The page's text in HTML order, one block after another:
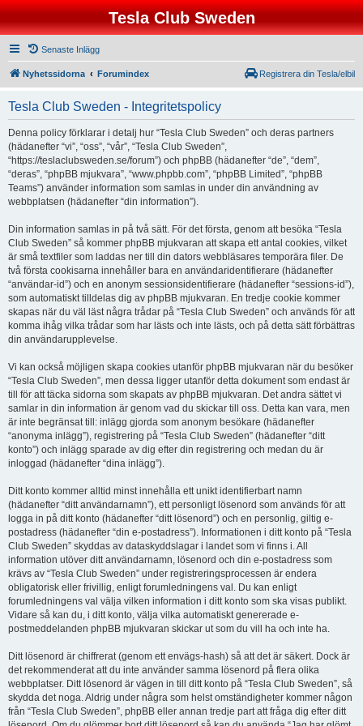
Tesla Club Sweden
Senaste Inlägg
Nyhetssidorna Forumindex Registrera din Tesla/elbil
Tesla Club Sweden - Integritetspolicy
Denna policy förklarar i detalj hur “Tesla Club Sweden” och deras partners
(hädanefter “vi”, “oss”, “vår”, “Tesla Club Sweden”,
“https://teslaclubsweden.se/forum”) och phpBB (hädanefter “de”, “dem”,
“deras”, “phpBB mjukvara”, “www.phpbb.com”, “phpBB Limited”, “phpBB
Teams”) använder information som samlas in under din användning av
webbplatsen (hädanefter “din information”).
Din information samlas in på två sätt. För det första, genom att besöka “Tesla
Club Sweden” så kommer phpBB mjukvaran att skapa ett antal cookies, vilket
är små textfiler som laddas ner till din dators webbläsares temporära filer. De
två första cookisarna innehåller bara en användaridentifierare (hädanefter
“användar-id”) och en anonym sessionsidentifierare (hädanefter “sessions-id”),
som automatiskt tilldelas dig av phpBB mjukvaran. En tredje cookie kommer
skapas när du väl läst några trådar på “Tesla Club Sweden” och används för att
komma ihåg vilka trådar som har lästs och inte lästs, och på detta sätt förbättras
din användarupplevelse.
Vi kan också möjligen skapa cookies utanför phpBB mjukvaran när du besöker
“Tesla Club Sweden”, men dessa ligger utanför detta dokument som endast är
till för att täcka sidorna som skapats av phpBB mjukvaran. Det andra sättet vi
samlar in din information är genom vad du skickar till oss. Detta kan vara, men
är inte begränsat till: inlägg gjorda som anonym besökare (hädanefter
“anonyma inlägg”), registrering på “Tesla Club Sweden” (hädanefter “ditt
konto”) och inlägg sparade av dig efter din registrering och medan du är
inloggad (hädanefter “dina inlägg”).
Ditt konto kommer alltid minst innehålla ett unikt identifierbart namn
(hädanefter “ditt användarnamn”), ett personligt lösenord som används för att
logga in på ditt konto (hädanefter “ditt lösenord”) och en personlig, giltig e-
postadress (hädanefter “din e-postadress”). Informationen i ditt konto på “Tesla
Club Sweden” skyddas av dataskyddslagar i landet som vi finns i. All
information utöver ditt användarnamn, lösenord och din e-postadress som
krävs av “Tesla Club Sweden” under registreringsprocessen är endera
obligatorisk eller frivillig, enligt forumledningens val. Du kan enligt
forumledningens val välja vilken information i ditt konto som ska visas publikt.
Vidare så kan du, i ditt konto, välja vilka automatiskt genererade e-
postmeddelanden phpBB mjukvaran skickar ut som du vill ha och inte ha.
Ditt lösenord är chiffrerat (genom ett envägs-hash) så att det är säkert. Dock är
det rekommenderat att du inte använder samma lösenord på flera olika
webbplatser. Ditt lösenord är vägen in till ditt konto på “Tesla Club Sweden”, så
skydda det noga. Aldrig under några som helst omständigheter kommer någon
från “Tesla Club Sweden”, phpBB eller annan tredje part att fråga dig efter ditt